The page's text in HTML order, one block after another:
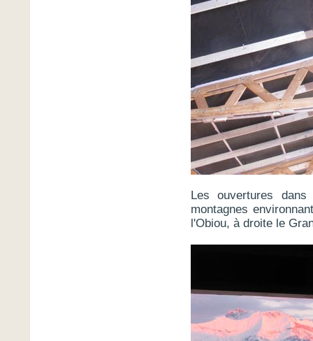
Les ouvertures
montagnes
l'Obiou, à droite le